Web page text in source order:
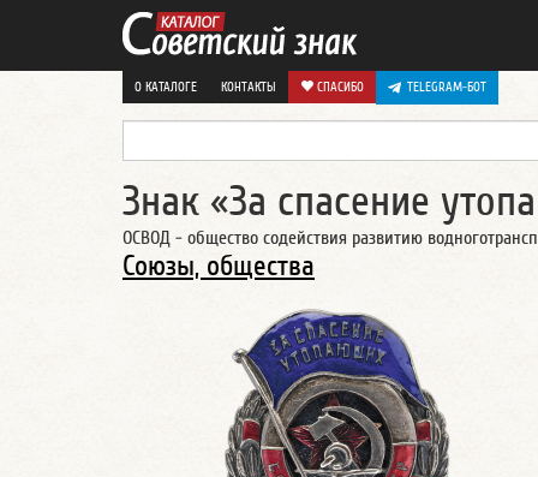
О КАТАЛОГЕ КОНТАКТЫ СПАСИБО TELEGRAM-БОТ
Знак «За спасение
ОСВОД - общество содействия развитию
Союзы, общества